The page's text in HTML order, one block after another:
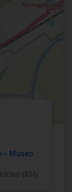
- Museo
(RM)